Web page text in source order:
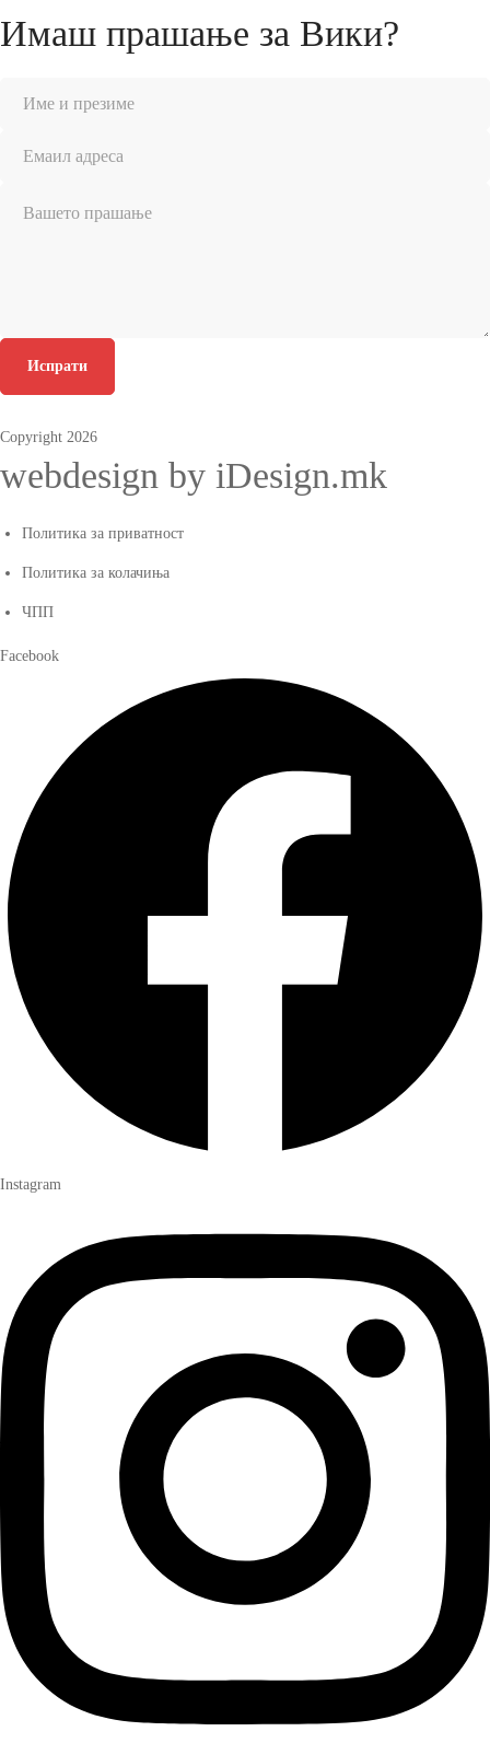
Имаш прашање за Вики?
Испрати
Copyright 2026
webdesign by iDesign.mk
Политика за приватност
Политика за колачиња
ЧПП
Facebook
Instagram